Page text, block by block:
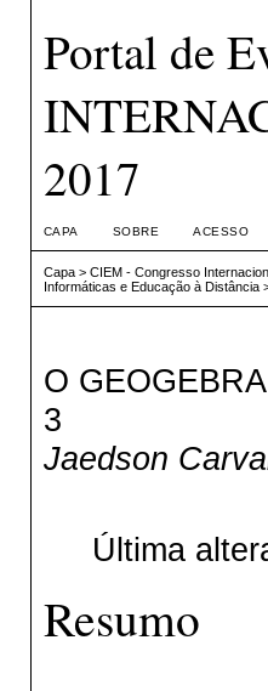
Portal de
2017
CAPA SOBRE ACESSO
Capa> CIEM - Congresso
Informáticas e Educação à Distância
O
3
Jaedson
Última
Resumo